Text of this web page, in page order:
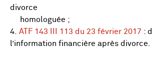
divorce
homologuée ;
4. ATF 143 III 113 du 23 février 2017 :
l’information financière après divorce.